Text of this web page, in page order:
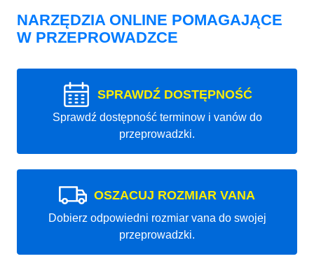
NARZĘDZIA ONLINE POMAGAJĄCE
W PRZEPROWADZCE
SPRAWDŹ DOSTĘPNOŚĆ
Sprawdź dostępność terminow i vanów do
przeprowadzki.
OSZACUJ ROZMIAR VANA
Dobierz odpowiedni rozmiar vana do swojej
przeprowadzki.